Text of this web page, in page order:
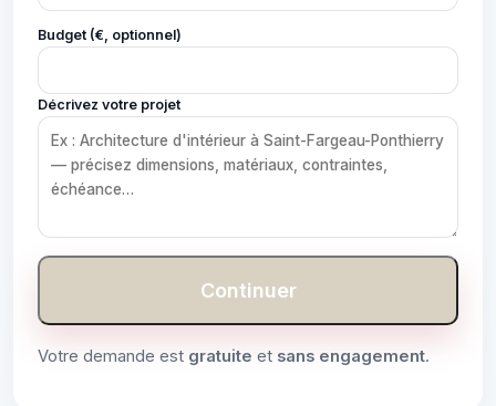
Budget (€, optionnel)
Décrivez votre projet
Continuer
Votre demande est gratuite et sans engagement.